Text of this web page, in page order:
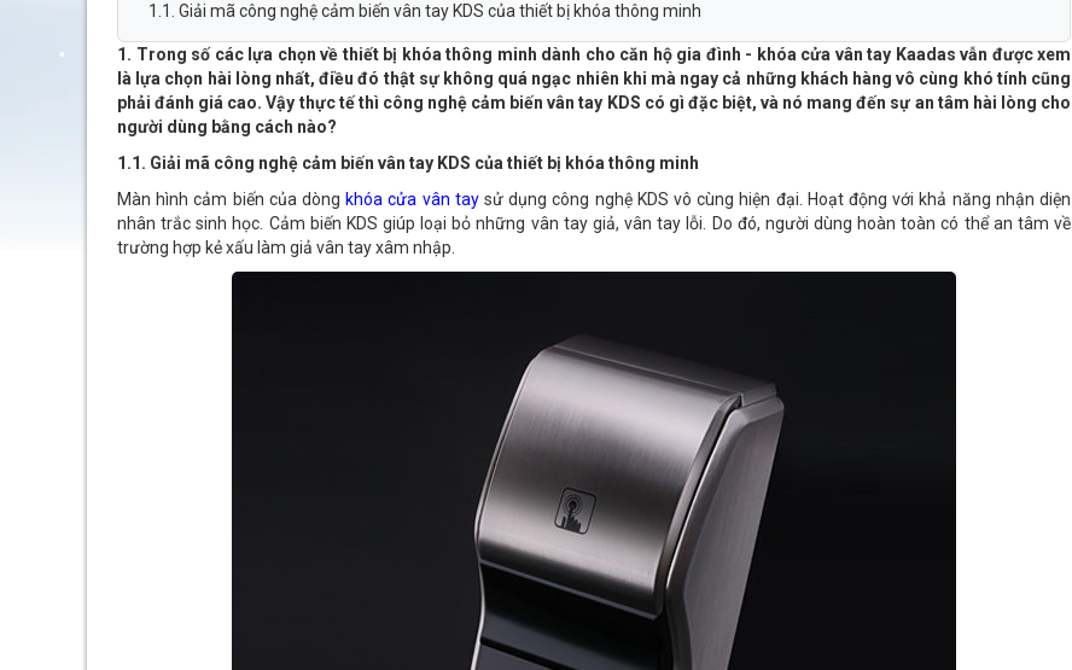
1.1. Giải mã công nghệ cảm biến vân tay KDS của thiết bị khóa thông minh
1. Trong số các lựa chọn về thiết bị khóa thông minh dành cho căn hộ gia đình - khóa cửa vân tay Kaadas vẫn được xem
là lựa chọn hài lòng nhất, điều đó thật sự không quá ngạc nhiên khi mà ngay cả những khách hàng vô cùng khó tính cũng
phải đánh giá cao. Vậy thực tế thì công nghệ cảm biến vân tay KDS có gì đặc biệt, và nó mang đến sự an tâm hài lòng cho
người dùng bằng cách nào?
1.1. Giải mã công nghệ cảm biến vân tay KDS của thiết bị khóa thông minh
Màn hình cảm biến của dòng khóa cửa vân taysử dụng công nghệ KDS vô cùng hiện đại. Hoạt động với khả năng nhận diện
nhân trắc sinh học. Cảm biến KDS giúp loại bỏ những vân tay giả, vân tay lỗi. Do đó, người dùng hoàn toàn có thể an tâm về
trường hợp kẻ xấu làm giả vân tay xâm nhập.